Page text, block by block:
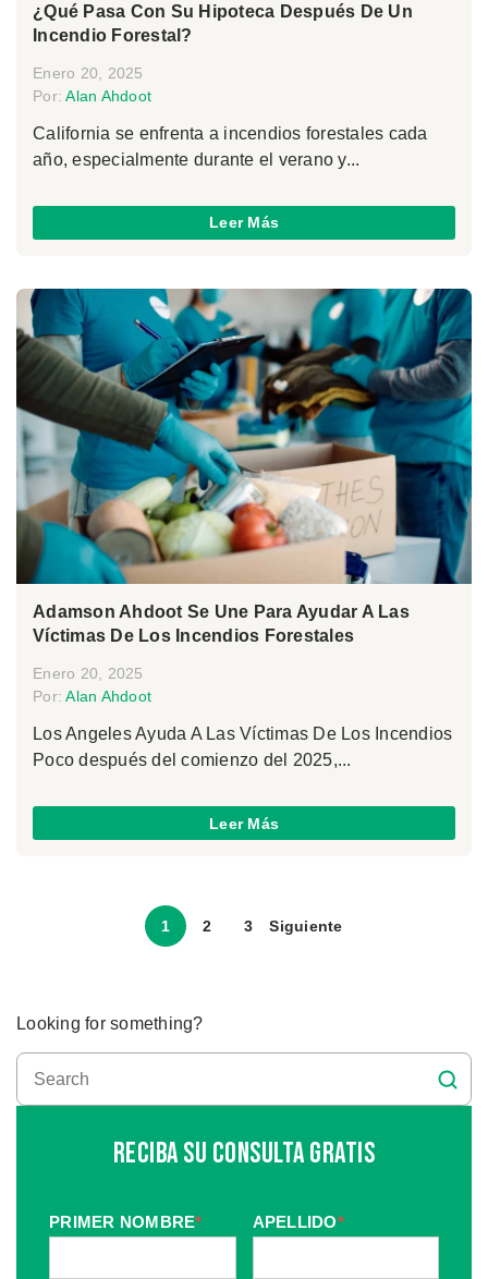
¿Qué Pasa Con Su Hipoteca Después De Un
Incendio Forestal?
Enero 20, 2025
Por:Alan Ahdoot
California se enfrenta a incendios forestales cada
año, especialmente durante el verano y...
Leer Más
Adamson Ahdoot Se Une Para Ayudar A Las
Víctimas De Los Incendios Forestales
Enero 20, 2025
Por:Alan Ahdoot
Los Angeles Ayuda A Las Víctimas De Los Incendios
Poco después del comienzo del 2025,...
Leer Más
1 2 3 Siguiente
Looking for something?
Reciba Su Consulta Gratis
PRIMER NOMBRE* APELLIDO*